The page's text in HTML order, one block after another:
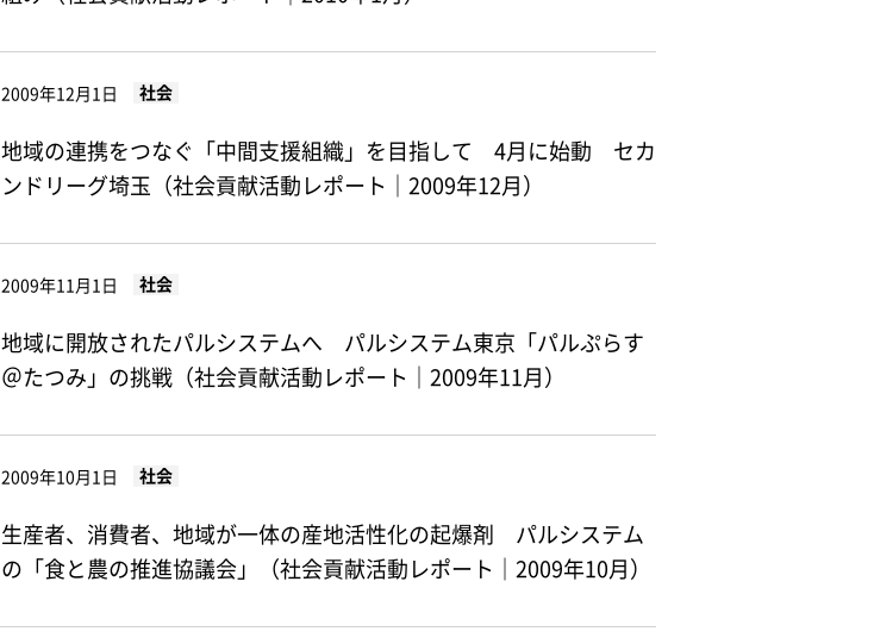
2009年12月1日 社会
地域の連携をつなぐ「中間支援組織」を目指して 4月に始動 セカ
ンドリーグ埼玉（社会貢献活動レポート｜2009年12月）
2009年11月1日 社会
地域に開放されたパルシステムへ パルシステム東京「パルぷらす
＠たつみ」の挑戦（社会貢献活動レポート｜2009年11月）
2009年10月1日 社会
生産者、消費者、地域が一体の産地活性化の起爆剤 パルシステム
の「食と農の推進協議会」（社会貢献活動レポート｜2009年10月）